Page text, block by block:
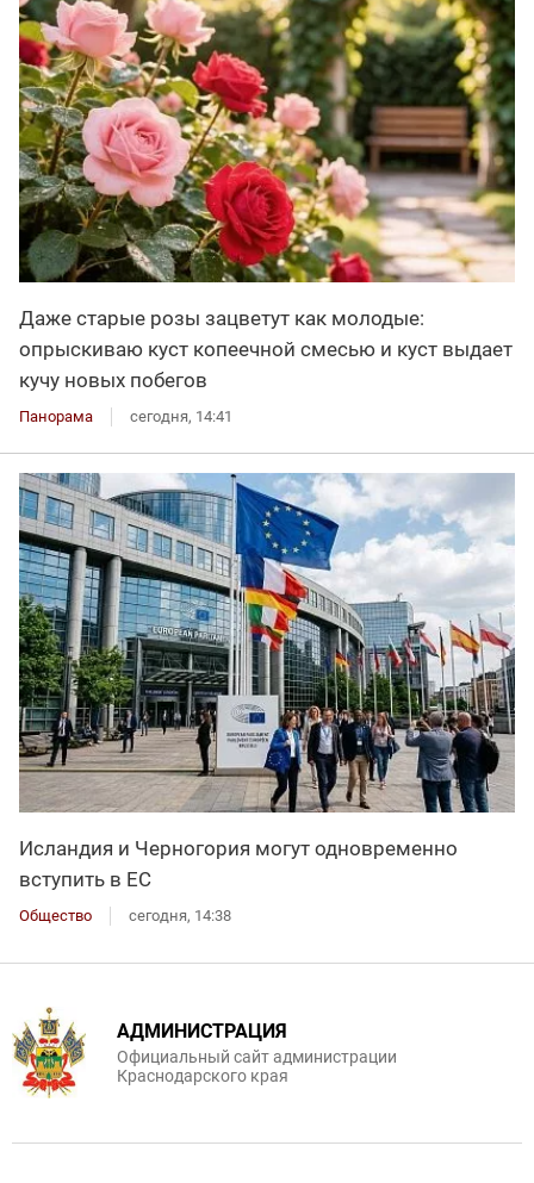
Даже старые розы зацветут как молодые:
опрыскиваю куст копеечной смесью и куст выдает
кучу новых побегов
Панорама сегодня, 14:41
Исландия и Черногория могут одновременно
вступить в ЕС
Общество сегодня, 14:38
АДМИНИСТРАЦИЯ
Официальный сайт администрации
Краснодарского края